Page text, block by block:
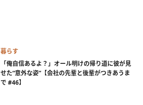
暮らす
「俺自信あるよ？」オール明けの帰り道に彼が見
せた“意外な姿”【会社の先輩と後輩がつきあうま
で #46】